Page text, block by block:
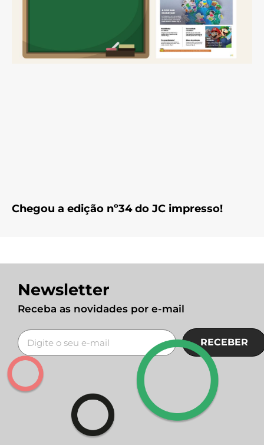
Chegou a edição nº34 do JC impresso!
Newsletter
Receba as novidades por e-mail
RECEBER